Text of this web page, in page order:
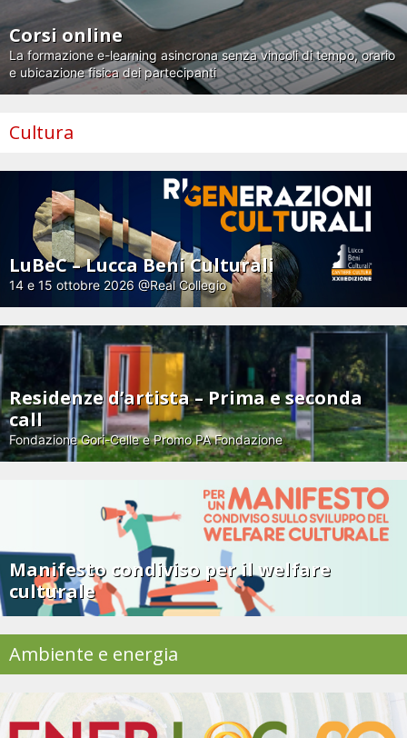
Corsi online
La formazione e-learning asincrona senza vincoli di tempo, orario
e ubicazione fisica dei partecipanti
Cultura
LuBeC – Lucca Beni Culturali
14 e 15 ottobre 2026 @Real Collegio
Residenze d’artista – Prima e seconda
call
Fondazione Gori-Celle e Promo PA Fondazione
Manifesto condiviso per il welfare
culturale
Ambiente e energia